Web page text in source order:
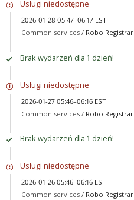
Usługi niedostępne
2026-01-28 05:47–06:17 EST
Common services / Robo Registrar
Brak wydarzeń dla 1 dzień!
Usługi niedostępne
2026-01-27 05:46–06:16 EST
Common services / Robo Registrar
Brak wydarzeń dla 1 dzień!
Usługi niedostępne
2026-01-26 05:46–06:16 EST
Common services / Robo Registrar